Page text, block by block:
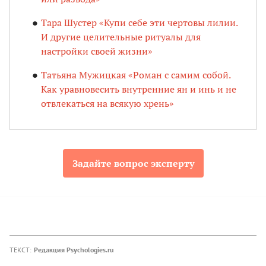
Тара Шустер «Купи себе эти чертовы лилии.
И другие целительные ритуалы для
настройки своей жизни»
Татьяна Мужицкая «Роман с самим собой.
Как уравновесить внутренние ян и инь и не
отвлекаться на всякую хрень»
Задайте вопрос эксперту
ТЕКСТ: Редакция Psychologies.ru